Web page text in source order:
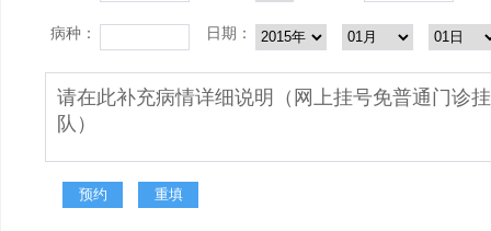
病种： 日期：